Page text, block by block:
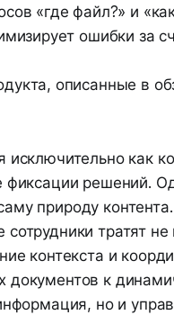
«где файл?» и
ошибки за
описанные в
как
фиксации решений.
природу
тратят не
контекста и
документов к
но и